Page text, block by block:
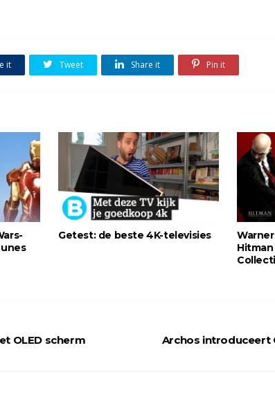
it Tweet Share it Pin it
Getest: de beste 4K-televisies
Archos introduceert
OLED scherm